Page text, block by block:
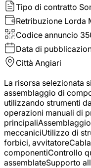
Tipo di contratto
Retribuzione Lorda
Codice annuncio
Data di
Città Angiari
La risorsa selezionata
assemblaggio di
utilizzando strumenti
operazioni manuali di
meccaniciUtilizzo di
forbici,
componentiControllo
assemblateSupporto